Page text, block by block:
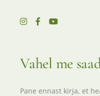
Vahel me
Pane ennast kirja, et